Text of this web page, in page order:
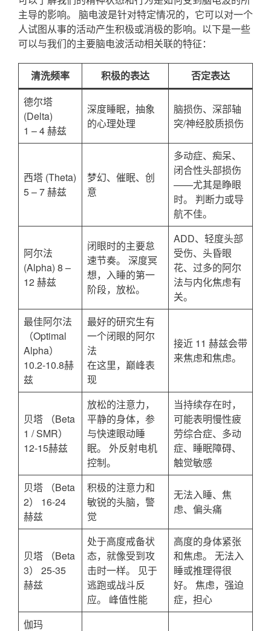
主导的影响。 脑电波是针对特定情况的，它可以对一个
人试图从事的活动产生积极或消极的影响。以下是一些
可以与我们的主要脑电波活动相关联的特征：
清洗频率 积极的表达
否定表达
德尔塔
(Delta)
1 – 4 赫兹
深度睡眠，抽象
的心理处理
脑损伤、深部轴
突/神经胶质损伤
西塔 (Theta)
5 – 7 赫兹
梦幻、催眠、创
意
多动症、痴呆、
闭合性头部损伤
——尤其是睁眼
时。 判断力或导
航不佳。
阿尔法
(Alpha) 8 –
12 赫兹
闭眼时的主要怠
速节奏。 深度冥
想，入睡的第一
阶段，放松。
ADD、轻度头部
受伤、头昏眼
花、过多的阿尔
法与内化焦虑有
关。
最佳阿尔法
（Optimal
Alpha）
10.2-10.8赫
兹
最好的研究生有
一个闭眼的阿尔
法
在这里，巅峰表
现
接近 11 赫兹会带
来焦虑和焦虑。
贝塔 （Beta
1 / SMR）
12-15赫兹
放松的注意力，
平静的身体，参
与快速眼动睡
眠。 外反射电机
控制。
当持续存在时，
可能表明慢性疲
劳综合症、多动
症、睡眠障碍、
触觉敏感
贝塔 （Beta
2） 16-24
赫兹
积极的注意力和
敏锐的头脑，警
觉
无法入睡、焦
虑、偏头痛
贝塔 （Beta
3） 25-35
赫兹
处于高度戒备状
态，就像受到攻
击时一样。 见于
逃跑或战斗反
应。 峰值性能
高度的身体紧张
和焦虑。 无法入
睡或推理得很
好。 焦虑，强迫
症，担心
伽玛